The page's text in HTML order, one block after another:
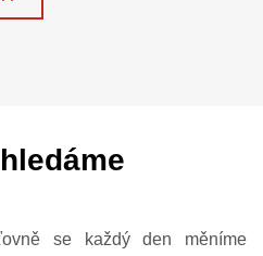
se každý den měníme